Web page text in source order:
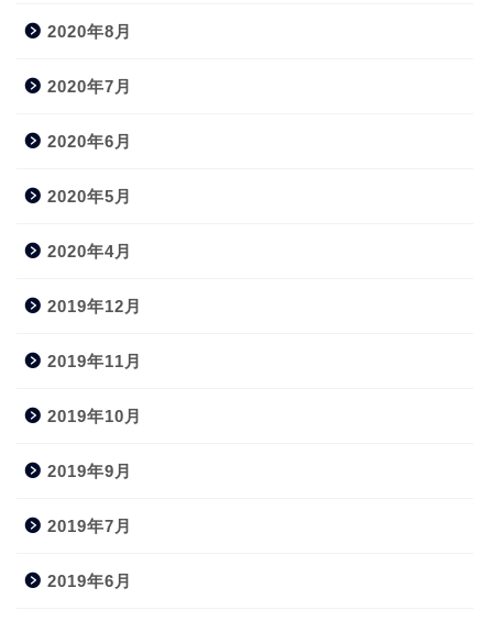
2020年8月
2020年7月
2020年6月
2020年5月
2020年4月
2019年12月
2019年11月
2019年10月
2019年9月
2019年7月
2019年6月